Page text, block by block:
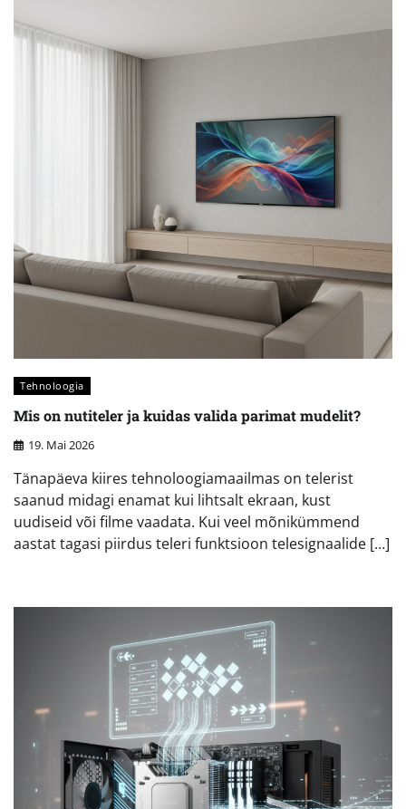
Tehnoloogia
Mis on nutiteler ja kuidas valida parimat mudelit?
19. Mai 2026
Tänapäeva kiires tehnoloogiamaailmas on telerist
saanud midagi enamat kui lihtsalt ekraan, kust
uudiseid või filme vaadata. Kui veel mõnikümmend
aastat tagasi piirdus teleri funktsioon telesignaalide […]